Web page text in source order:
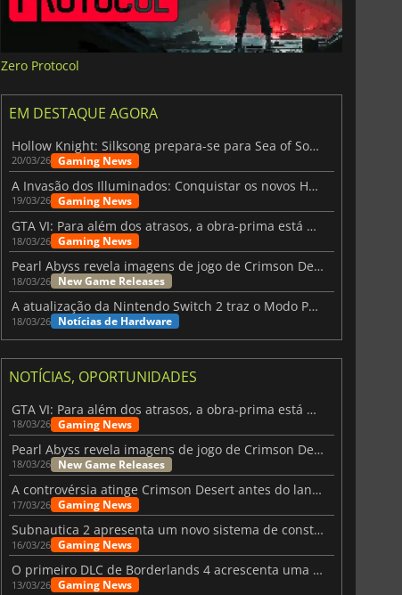
Zero Protocol
EM DESTAQUE AGORA
Hollow Knight: Silksong prepara-se para Sea of Sorrow com um patch
20/03/26 Gaming News
A Invasão dos Illuminados: Conquistar os novos Helldivers 2 Atualização!
19/03/26 Gaming News
GTA VI: Para além dos atrasos, a obra-prima está quase a chegar
18/03/26 Gaming News
Pearl Abyss revela imagens de jogo de Crimson Desert para a PS5
18/03/26 New Game Releases
A atualização da Nintendo Switch 2 traz o Modo Portátil aos jogos mais antigos da Switch
18/03/26 Notícias de Hardware
NOTÍCIAS, OPORTUNIDADES
GTA VI: Para além dos atrasos, a obra-prima está quase a chegar
18/03/26 Gaming News
Pearl Abyss revela imagens de jogo de Crimson Desert para a PS5
18/03/26 New Game Releases
A controvérsia atinge Crimson Desert antes do lançamento
17/03/26 Gaming News
Subnautica 2 apresenta um novo sistema de construção de bases
16/03/26 Gaming News
O primeiro DLC de Borderlands 4 acrescenta uma nova personagem e muito mais
13/03/26 Gaming News